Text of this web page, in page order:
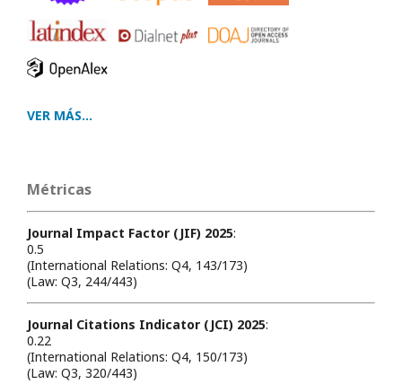
VER MÁS...
Métricas
Journal Impact Factor (JIF) 2025:
0.5
(International Relations: Q4, 143/173)
(Law: Q3, 244/443)
Journal Citations Indicator (JCI) 2025:
0.22
(International Relations: Q4, 150/173)
(Law: Q3, 320/443)